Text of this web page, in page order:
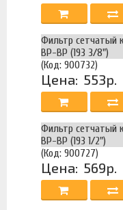
Фильтр сетчатый
ВР-ВР (193 3/8")
(Код: 900732)
Цена: 553р.
Фильтр сетчатый
ВР-ВР (193 1/2")
(Код: 900727)
Цена: 569р.